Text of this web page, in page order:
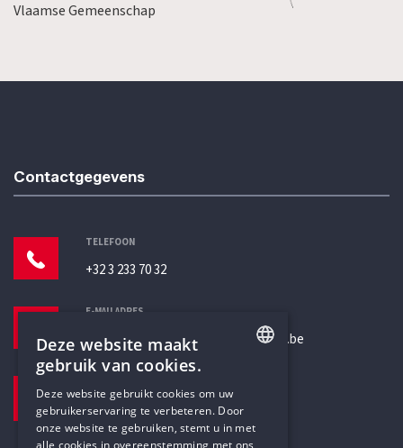
Vlaamse Gemeenschap
Contactgegevens
TELEFOON
+32 3 233 70 32
E-MAILADRES
secretariaat@humanistischverbond.be
Pottenbrug 4
Antwerpen, 2000
DUTCH
Deze website maakt
gebruik van cookies.
Deze website gebruikt cookies om uw
gebruikerservaring te verbeteren. Door
onze website te gebruiken, stemt u in met
alle cookies in overeenstemming met ons